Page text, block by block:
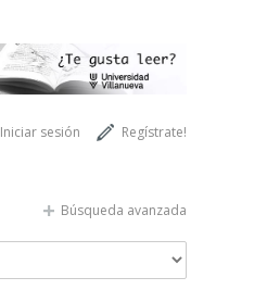
Regístrate!
Iniciar sesión
Búsqueda avanzada